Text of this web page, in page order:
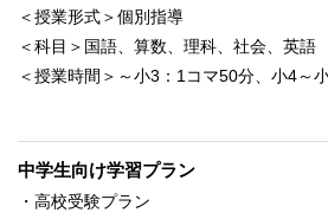
＜授業形式＞個別指導
＜科目＞国語、算数、理科、社会、英語
＜授業時間＞～小3：1コマ50分、小4～
中学生向け学習プラン
・高校受験プラン